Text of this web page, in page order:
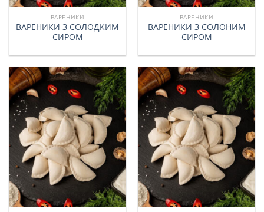
ВАРЕНИКИ
ВАРЕНИКИ З СОЛОДКИМ
СИРОМ
ВАРЕНИКИ
ВАРЕНИКИ З СОЛОНИМ
СИРОМ